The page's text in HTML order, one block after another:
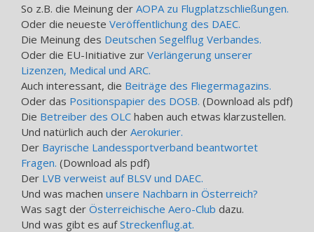
So z.B. die Meinung der AOPA zu Flugplatzschließungen.
Oder die neueste Veröffentlichung des DAEC.
Die Meinung des Deutschen Segelflug Verbandes.
Oder die EU-Initiative zur Verlängerung unserer
Lizenzen, Medical und ARC.
Auch interessant, die Beiträge des Fliegermagazins.
Oder das Positionspapier des DOSB. (Download als pdf)
Die Betreiber des OLC haben auch etwas klarzustellen.
Und natürlich auch der Aerokurier.
Der Bayrische Landessportverband beantwortet
Fragen. (Download als pdf)
Der LVB verweist auf BLSV und DAEC.
Und was machen unsere Nachbarn in Österreich?
Was sagt der Österreichische Aero-Club dazu.
Und was gibt es aufStreckenflug.at.